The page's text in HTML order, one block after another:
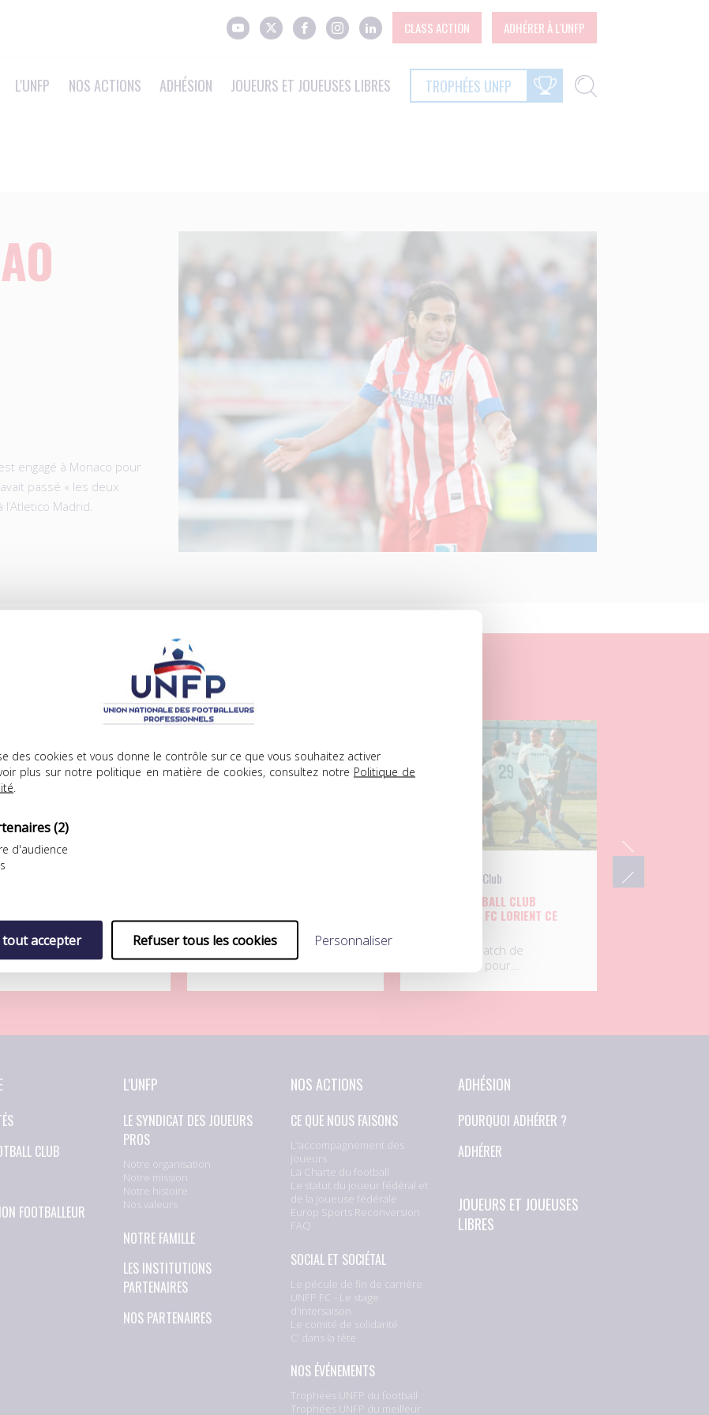
des cookies et vous donne le contrôle sur ce que vous souhaitez activer
plus sur notre politique en matière de cookies, consultez notre Politique de
(2)
d'audience
tout accepter Refuser tous les cookies Personnaliser
CLASS ACTION ADHÉRER À L'UNFP
L'UNFP NOS ACTIONS ADHÉSION JOUEURS ET JOUEUSES LIBRES TROPHÉES UNFP
engagé à Monaco pour
passé « les deux
Madrid.
CLUB FACE AU FC
match de
pour…
BERRICHONNE DE CHÂTEAUROUX
Après s’être préparé au
sein…
UNFP Football Club
L’UNFP FOOTBALL CLUB
AFFRONTE LE FC LORIENT CE
Septième match de
préparation pour…
CLUB
FOOTBALLEUR
L'UNFP
LE SYNDICAT DES JOUEURS
PROS
Notre organisation
Notre mission
Notre histoire
Nos valeurs
NOTRE FAMILLE
LES INSTITUTIONS
PARTENAIRES
NOS PARTENAIRES
NOS ACTIONS
CE QUE NOUS FAISONS
L'accompagnement des
joueurs
La Charte du football
Le statut du joueur fédéral et
de la joueuse fédérale
Europ Sports Reconversion
FAQ
SOCIAL ET SOCIÉTAL
Le pécule de fin de carrière
UNFP FC - Le stage
d'intersaison
Le comité de solidarité
C’ dans la tête
NOS ÉVÉNEMENTS
Trophées UNFP du football
Trophées UNFP du meilleur
ADHÉSION
POURQUOI ADHÉRER ?
ADHÉRER
JOUEURS ET JOUEUSES
LIBRES